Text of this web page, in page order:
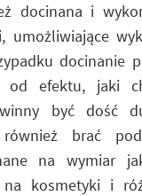
docinana i
umożliwiające
docinanie
od efektu, jaki
być dość
brać
na wymiar
na kosmetyki i